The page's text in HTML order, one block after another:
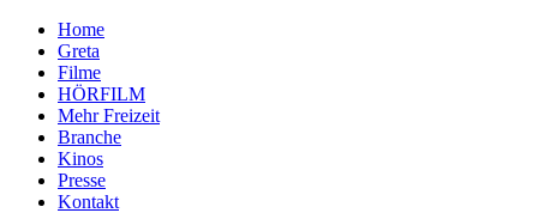
Home
Greta
Filme
HÖRFILM
Mehr Freizeit
Branche
Kinos
Presse
Kontakt